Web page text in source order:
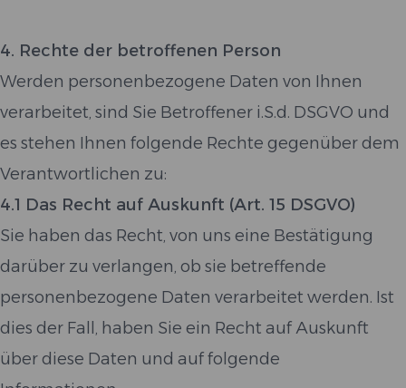
4. Rechte der betroffenen Person
Werden personenbezogene Daten von Ihnen
verarbeitet, sind Sie Betroffener i.S.d. DSGVO und
es stehen Ihnen folgende Rechte gegenüber dem
Verantwortlichen zu:
4.1 Das Recht auf Auskunft (Art. 15 DSGVO)
Sie haben das Recht, von uns eine Bestätigung
darüber zu verlangen, ob sie betreffende
personenbezogene Daten verarbeitet werden. Ist
dies der Fall, haben Sie ein Recht auf Auskunft
über diese Daten und auf folgende